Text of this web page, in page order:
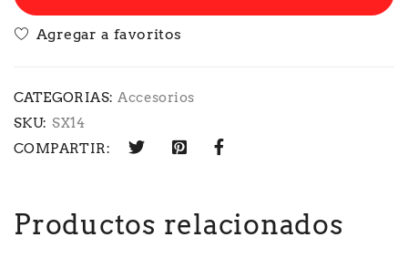
CATEGORIAS: Accesorios
SKU: SX14
COMPARTIR:
Productos relacionados